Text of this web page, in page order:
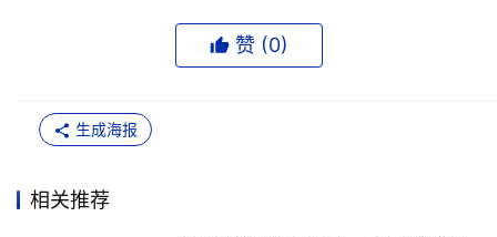
是到了2006年将会增长到38.3％。同时存储虚拟部分也会
显著增长，将从2001年的2亿美元增长到2006年的6.7亿美
记者：你认为存储虚拟的确切定义是什么？
Sargeant：有很多有关虚拟的定义，但是高层面的描述
赞 (0)
生成海报
相关推荐